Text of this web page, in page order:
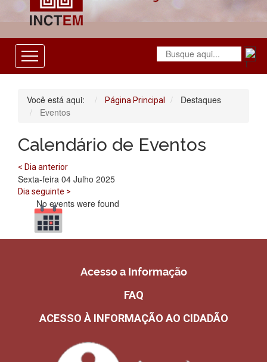
Você está aqui: Página Principal
Destaques
Eventos
Calendário de Eventos
< Dia anterior
Sexta-feira 04 Julho 2025
Dia seguinte >
No events were found
Acesso a Informação
FAQ
ACESSO À INFORMAÇÃO AO CIDADÃO